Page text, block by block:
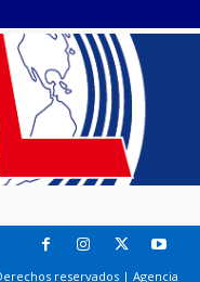
reservados | Agencia